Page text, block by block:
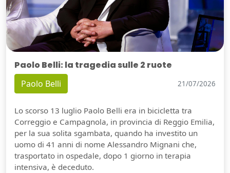
Paolo Belli: la tragedia sulle 2 ruote
Paolo Belli 21/07/2026
Lo scorso 13 luglio Paolo Belli era in bicicletta tra
Correggio e Campagnola, in provincia di Reggio Emilia,
per la sua solita sgambata, quando ha investito un
uomo di 41 anni di nome Alessandro Mignani che,
trasportato in ospedale, dopo 1 giorno in terapia
intensiva, è deceduto.